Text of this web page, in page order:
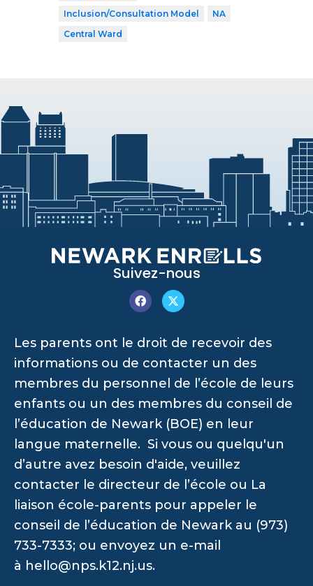
Inclusion/Consultation Model
NA
Central Ward
Suivez-nous
Les parents ont le droit de recevoir des
informations ou de contacter un des
membres du personnel de l’école de leurs
enfants ou un des membres du conseil de
l’éducation de Newark (BOE) en leur
langue maternelle. Si vous ou quelqu'un
d’autre avez besoin d'aide, veuillez
contacter le directeur de l’école ou La
liaison école-parents pour appeler le
conseil de l’éducation de Newark au (973)
733-7333; ou envoyez un e-mail
à hello@nps.k12.nj.us.